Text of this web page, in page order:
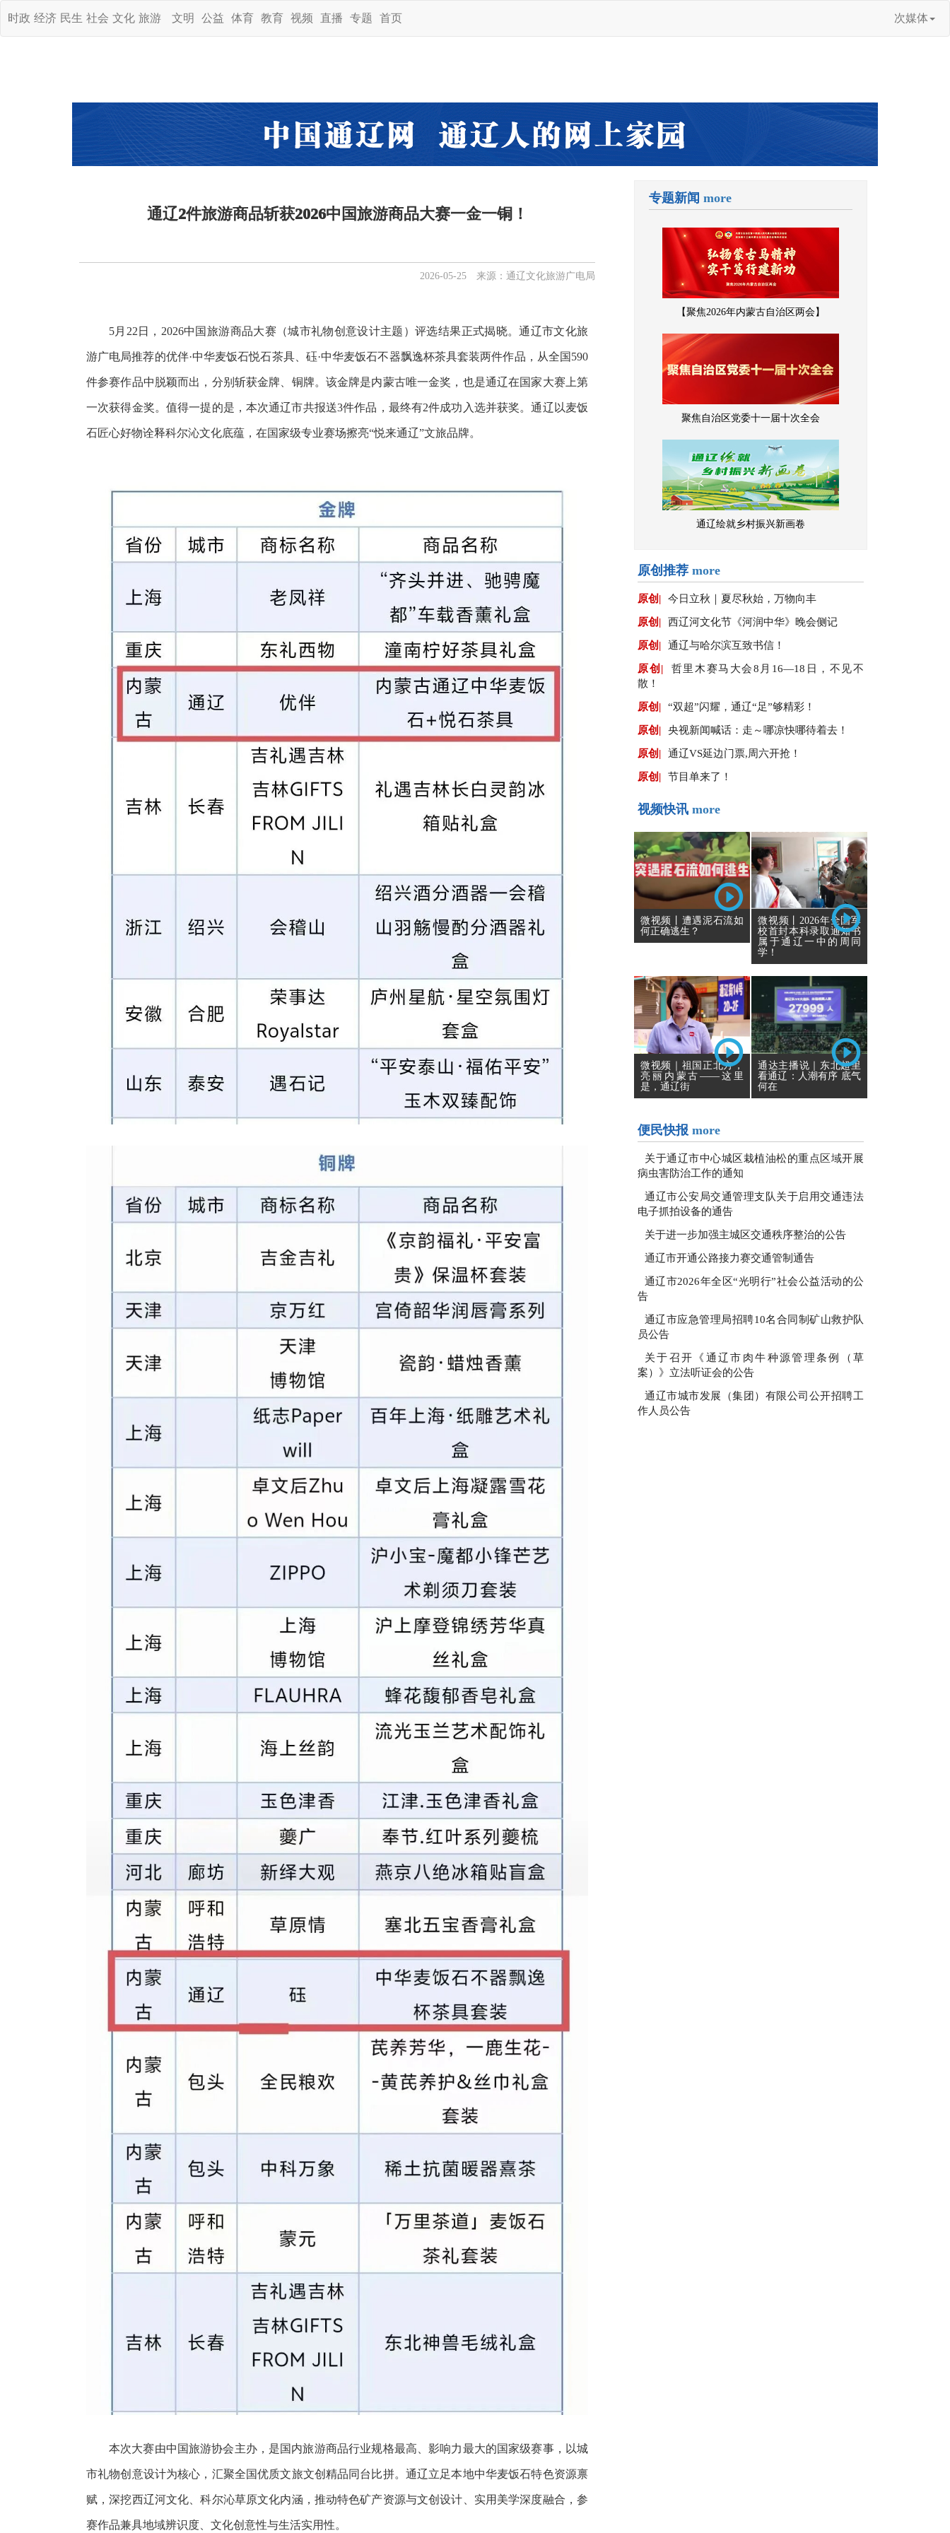
时政 经济 民生 社会 文化 旅游 文明 公益 体育 教育 视频 直播 专题 首页 次媒体
通辽2件旅游商品斩获2026中国旅游商品大赛一金一铜！
2026-05-25 来源：通辽文化旅游广电局
5月22日，2026中国旅游商品大赛（城市礼物创意设计主题）评选结果正式揭晓。通辽市文化旅
游广电局推荐的优伴·中华麦饭石悦石茶具、砡·中华麦饭石不器飘逸杯茶具套装两件作品，从全国590
件参赛作品中脱颖而出，分别斩获金牌、铜牌。该金牌是内蒙古唯一金奖，也是通辽在国家大赛上第
一次获得金奖。值得一提的是，本次通辽市共报送3件作品，最终有2件成功入选并获奖。通辽以麦饭
石匠心好物诠释科尔沁文化底蕴，在国家级专业赛场擦亮“悦来通辽”文旅品牌。
本次大赛由中国旅游协会主办，是国内旅游商品行业规格最高、影响力最大的国家级赛事，以城
市礼物创意设计为核心，汇聚全国优质文旅文创精品同台比拼。通辽立足本地中华麦饭石特色资源禀
赋，深挖西辽河文化、科尔沁草原文化内涵，推动特色矿产资源与文创设计、实用美学深度融合，参
赛作品兼具地域辨识度、文化创意性与生活实用性。
专题新闻 more
【聚焦2026年内蒙古自治区两会】
聚焦自治区党委十一届十次全会
通辽绘就乡村振兴新画卷
原创推荐 more
原创| 今日立秋｜夏尽秋始，万物向丰
原创| 西辽河文化节《河润中华》晚会侧记
原创| 通辽与哈尔滨互致书信！
原创|
哲里木赛马大会8月16—18日，不见不
散！
原创| “双超”闪耀，通辽“足”够精彩！
原创| 央视新闻喊话：走～哪凉快哪待着去！
原创| 通辽VS延边门票,周六开抢！
原创| 节目单来了！
视频快讯 more
微视频丨遭遇泥石流如
何正确逃生？
微视频丨2026年全国军
校首封本科录取通知书
属于通辽一中的周同
学！
微视频｜祖国正北方，
亮丽内蒙古——这里
是，通辽街
通达主播说｜东北超里
看通辽：人潮有序 底气
何在
便民快报 more
关于通辽市中心城区栽植油松的重点区域开展
病虫害防治工作的通知
通辽市公安局交通管理支队关于启用交通违法
电子抓拍设备的通告
关于进一步加强主城区交通秩序整治的公告
通辽市开通公路接力赛交通管制通告
通辽市2026年全区“光明行”社会公益活动的公
告
通辽市应急管理局招聘10名合同制矿山救护队
员公告
关于召开《通辽市肉牛种源管理条例（草
案）》立法听证会的公告
通辽市城市发展（集团）有限公司公开招聘工
作人员公告